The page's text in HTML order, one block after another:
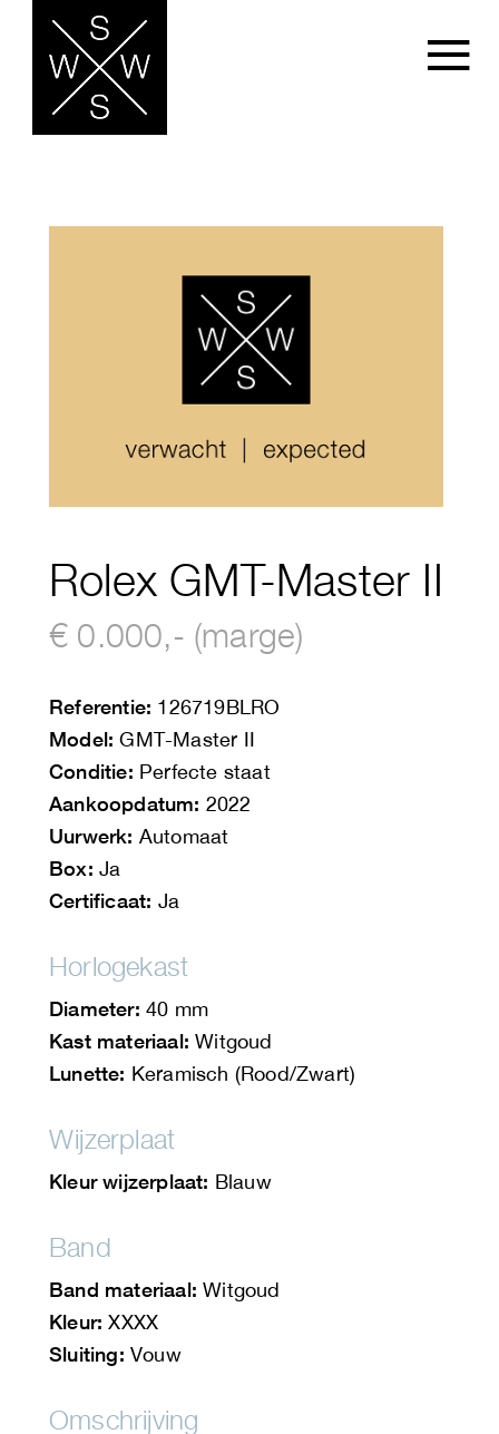
Rolex GMT-Master II
€ 0.000,- (marge)
Referentie: 126719BLRO
Model: GMT-Master II
Conditie: Perfecte staat
Aankoopdatum: 2022
Uurwerk: Automaat
Box: Ja
Certificaat: Ja
Horlogekast
Diameter: 40 mm
Kast materiaal: Witgoud
Lunette: Keramisch (Rood/Zwart)
Wijzerplaat
Kleur wijzerplaat: Blauw
Band
Band materiaal: Witgoud
Kleur: XXXX
Sluiting: Vouw
Omschrijving